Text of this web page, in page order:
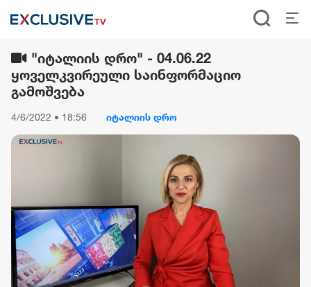
"იტალიის დრო" - 04.06.22
ყოველკვირეული საინფორმაციო
გამოშვება
4/6/2022 • 18:56 იტალიის დრო